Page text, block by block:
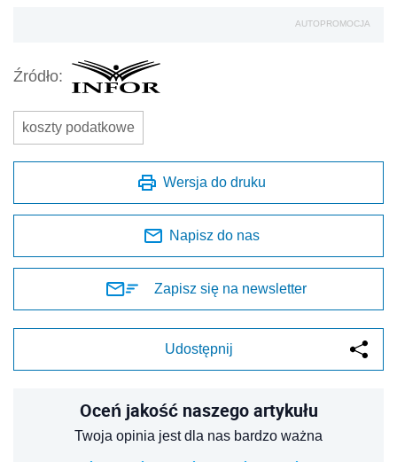
AUTOPROMOCJA
Źródło:
koszty podatkowe
Wersja do druku
Napisz do nas
Zapisz się na newsletter
Udostępnij
Oceń jakość naszego artykułu
Twoja opinia jest dla nas bardzo ważna